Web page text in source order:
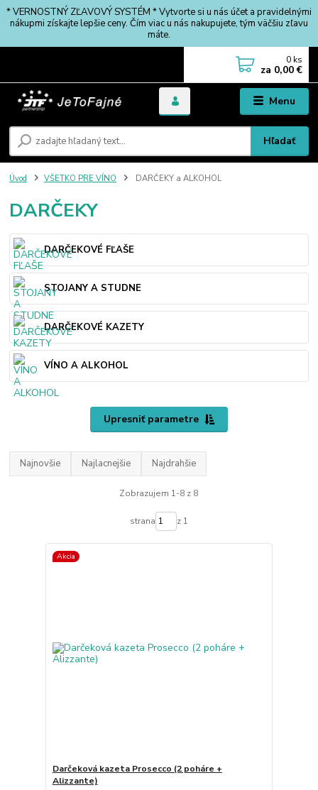
* VERNOSTNÝ ZĽAVOVÝ SYSTÉM * Vytvorte si u nás účet a pravidelnými
nákupmi získajte lepšie ceny. Čím viac u nás nakupujete, tým väčšiu zľavu
máte.
Menu
Hľadať
0 ks
za 0,00 €
Úvod VŠETKO PRE VÍNO DARČEKY a ALKOHOL
DARČEKY
DARČEKOVÉ FĽAŠE
STOJANY A STUDNE
DARČEKOVÉ KAZETY
VÍNO A ALKOHOL
Upresniť parametre
Najnovšie Najlacnejšie Najdrahšie
Zobrazujem 1-8 z 8
strana z 1
Akcia
Darčeková kazeta Prosecco (2 poháre +
Alizzante)